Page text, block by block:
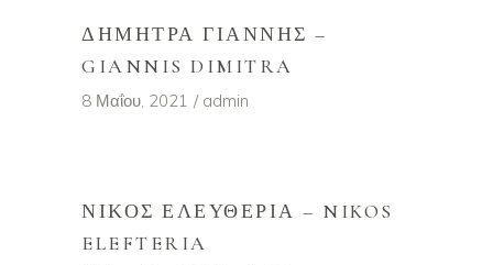
ΔΉΜΗΤΡΑ ΓΙΆΝΝΗΣ –
GIANNIS DIMITRA
8 Μαΐου, 2021 admin
ΝΊΚΟΣ ΕΛΕΥΘΕΡΊΑ – NIKOS
ELEFTERIA